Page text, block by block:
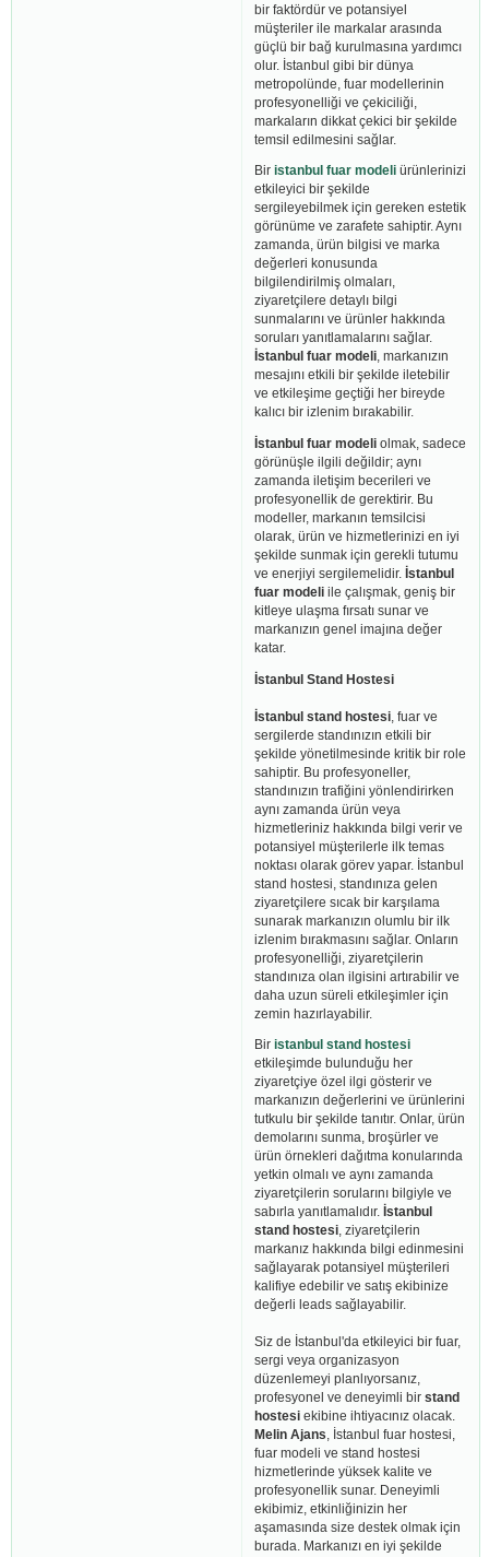
bir faktördür ve potansiyel
müşteriler ile markalar arasında
güçlü bir bağ kurulmasına yardımcı
olur. İstanbul gibi bir dünya
metropolünde, fuar modellerinin
profesyonelliği ve çekiciliği,
markaların dikkat çekici bir şekilde
temsil edilmesini sağlar.
Biristanbul fuar modeli ürünlerinizi
etkileyici bir şekilde
sergileyebilmek için gereken estetik
görünüme ve zarafete sahiptir. Aynı
zamanda, ürün bilgisi ve marka
değerleri konusunda
bilgilendirilmiş olmaları,
ziyaretçilere detaylı bilgi
sunmalarını ve ürünler hakkında
soruları yanıtlamalarını sağlar.
İstanbul fuar modeli , markanızın
mesajını etkili bir şekilde iletebilir
ve etkileşime geçtiği her bireyde
kalıcı bir izlenim bırakabilir.
İstanbul fuar modeli olmak, sadece
görünüşle ilgili değildir; aynı
zamanda iletişim becerileri ve
profesyonellik de gerektirir. Bu
modeller, markanın temsilcisi
olarak, ürün ve hizmetlerinizi en iyi
şekilde sunmak için gerekli tutumu
ve enerjiyi sergilemelidir.İstanbul
fuar modeli ile çalışmak, geniş bir
kitleye ulaşma fırsatı sunar ve
markanızın genel imajına değer
katar.
İstanbul Stand Hostesi
İstanbul stand hostesi , fuar ve
sergilerde standınızın etkili bir
şekilde yönetilmesinde kritik bir role
sahiptir. Bu profesyoneller,
standınızın trafiğini yönlendirirken
aynı zamanda ürün veya
hizmetleriniz hakkında bilgi verir ve
potansiyel müşterilerle ilk temas
noktası olarak görev yapar. İstanbul
stand hostesi, standınıza gelen
ziyaretçilere sıcak bir karşılama
sunarak markanızın olumlu bir ilk
izlenim bırakmasını sağlar. Onların
profesyonelliği, ziyaretçilerin
standınıza olan ilgisini artırabilir ve
daha uzun süreli etkileşimler için
zemin hazırlayabilir.
Biristanbul stand hostesi
etkileşimde bulunduğu her
ziyaretçiye özel ilgi gösterir ve
markanızın değerlerini ve ürünlerini
tutkulu bir şekilde tanıtır. Onlar, ürün
demolarını sunma, broşürler ve
ürün örnekleri dağıtma konularında
yetkin olmalı ve aynı zamanda
ziyaretçilerin sorularını bilgiyle ve
sabırla yanıtlamalıdır.
İstanbul
stand hostesi , ziyaretçilerin
markanız hakkında bilgi edinmesini
sağlayarak potansiyel müşterileri
kalifiye edebilir ve satış ekibinize
değerli leads sağlayabilir.
Siz de İstanbul'da etkileyici bir fuar,
sergi veya organizasyon
düzenlemeyi planlıyorsanız,
profesyonel ve deneyimli birstand
hostesi ekibine ihtiyacınız olacak.
Melin Ajans , İstanbul fuar hostesi,
fuar modeli ve stand hostesi
hizmetlerinde yüksek kalite ve
profesyonellik sunar. Deneyimli
ekibimiz, etkinliğinizin her
aşamasında size destek olmak için
burada. Markanızı en iyi şekilde